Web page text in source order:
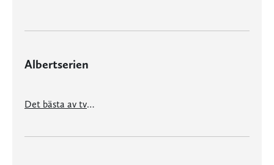
Albertserien
Det bästa av två världar